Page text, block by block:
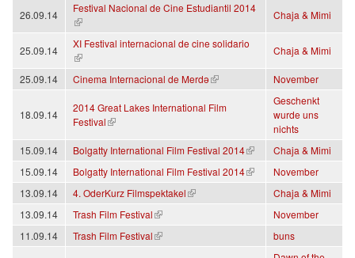
26.09.14
Festival Nacional de Cine Estudiantil 2014
(link is external)
Chaja & Mimi
25.09.14
XI Festival internacional de cine solidario
(link is external)
Chaja & Mimi
25.09.14 Cinema Internacional de Merdə
(link is external) November
18.09.14
2014 Great Lakes International Film
Festival
(link is external)
Geschenkt
wurde uns
nichts
15.09.14
Bolgatty International Film Festival 2014
(link is external)
Chaja & Mimi
15.09.14
Bolgatty International Film Festival 2014
(link is external)
November
13.09.14
4. OderKurz Filmspektakel
(link is external)
Chaja & Mimi
13.09.14
Trash Film Festival
(link is external)
November
11.09.14
Trash Film Festival
(link is external) buns